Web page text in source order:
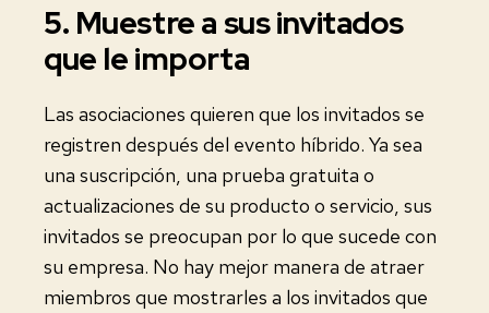
5. Muestre a sus invitados
que le importa
Las asociaciones quieren que los invitados se
registren después del evento híbrido. Ya sea
una suscripción, una prueba gratuita o
actualizaciones de su producto o servicio, sus
invitados se preocupan por lo que sucede con
su empresa. No hay mejor manera de atraer
miembros que mostrarles a los invitados que